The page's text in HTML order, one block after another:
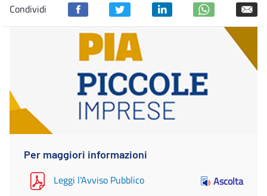
Condividi
Per maggiori informazioni
Leggi l'Avviso Pubblico Ascolta